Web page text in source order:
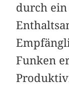
durch
Funken